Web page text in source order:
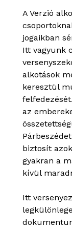
A Verzió
jogaikban
Itt vagyunk
alkotások
keresztül
az
biztosít
gyakran a
kívül
Itt